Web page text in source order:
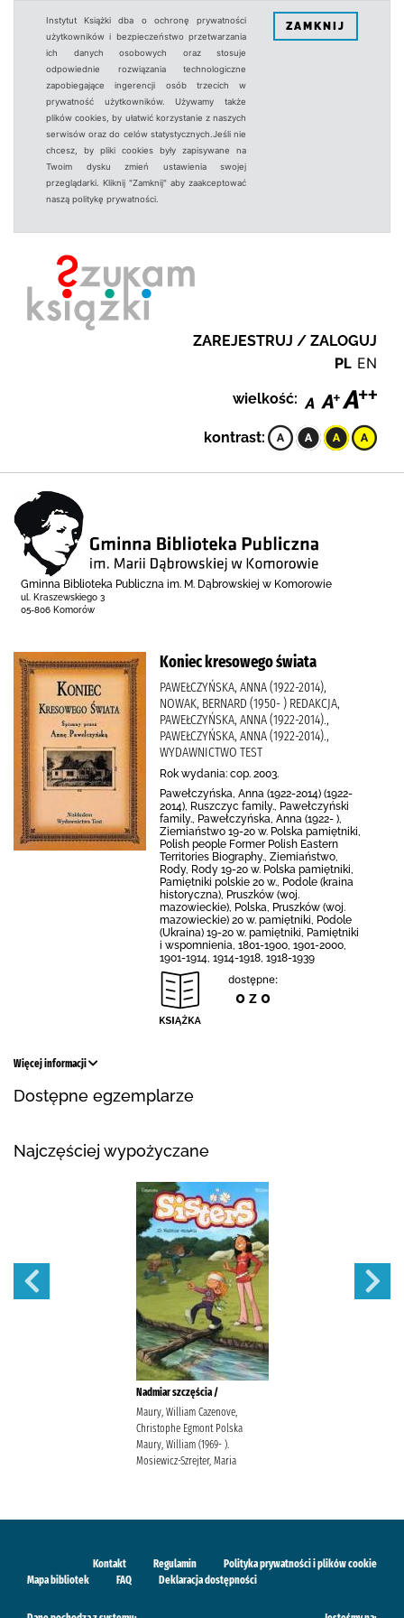
Instytut Książki dba o ochronę prywatności
użytkowników i bezpieczeństwo przetwarzania
ich danych osobowych oraz stosuje
odpowiednie rozwiązania technologiczne
zapobiegające ingerencji osób trzecich w
prywatność użytkowników. Używamy także
plików cookies, by ułatwić korzystanie z naszych
serwisów oraz do celów statystycznych.Jeśli nie
chcesz, by pliki cookies były zapisywane na
Twoim dysku zmień ustawienia swojej
przeglądarki. Kliknij "Zamknij" aby zaakceptować
naszą politykę prywatności.
ZAMKNIJ
ZAREJESTRUJ / ZALOGUJ
PL EN
wielkość:
kontrast:
Gminna Biblioteka Publiczna im. M. Dąbrowskiej w Komorowie
ul. Kraszewskiego 3
05-806 Komorów
Koniec kresowego świata
PAWEŁCZYŃSKA, ANNA (1922-2014),
NOWAK, BERNARD (1950- ) REDAKCJA,
PAWEŁCZYŃSKA, ANNA (1922-2014).,
PAWEŁCZYŃSKA, ANNA (1922-2014).,
WYDAWNICTWO TEST
Rok wydania: cop. 2003.
Pawełczyńska, Anna (1922-2014) (1922-
2014), Ruszczyc family., Pawełczyński
family., Pawełczyńska, Anna (1922- ),
Ziemiaństwo 19-20 w. Polska pamiętniki,
Polish people Former Polish Eastern
Territories Biography., Ziemiaństwo,
Rody, Rody 19-20 w. Polska pamiętniki,
Pamiętniki polskie 20 w., Podole (kraina
historyczna), Pruszków (woj.
mazowieckie), Polska, Pruszków (woj.
mazowieckie) 20 w. pamiętniki, Podole
(Ukraina) 19-20 w. pamiętniki, Pamiętniki
i wspomnienia, 1801-1900, 1901-2000,
1901-1914, 1914-1918, 1918-1939
dostępne:
0 z 0
Więcej informacji
Dostępne egzemplarze
Najczęściej wypożyczane
Nadmiar szczęścia /
Maury, William Cazenove,
Christophe Egmont Polska
Maury, William (1969- ).
Mosiewicz-Szrejter, Maria
Kontakt Regulamin
Polityka prywatności i plików cookie
Mapa bibliotek
FAQ Deklaracja dostępności